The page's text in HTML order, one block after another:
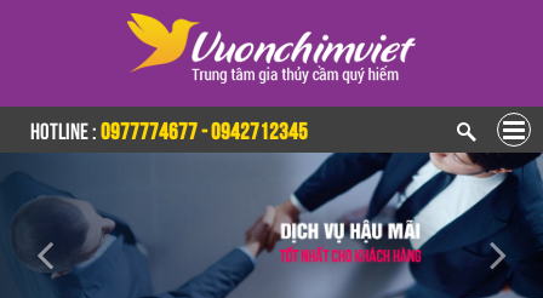
HOTLINE :0977774677 - 0942712345